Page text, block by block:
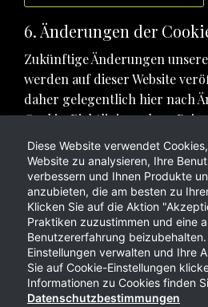
6. Änderungen der
Zukünftige Änderungen
werden auf dieser Website
daher gelegentlich hier nach
Cookie-Richtlinie suchen. Bei
Änderungen werden wir Sie
gegebenenfalls Ihre
7. Wie können Sie uns
Kontaktinformationen finden
Kontaktseite.
Diese Website verwendet
Website zu analysieren, Ihre
verbessern und Ihnen Produkte
anzubieten, die am besten zu
Klicken Sie auf die Aktion
Praktiken zuzustimmen und eine
Benutzererfahrung
Einstellungen verwalten und Ihre
Sie auf Cookie-Einstellungen
Informationen zu Cookies finden
Datenschutzbestimmungen